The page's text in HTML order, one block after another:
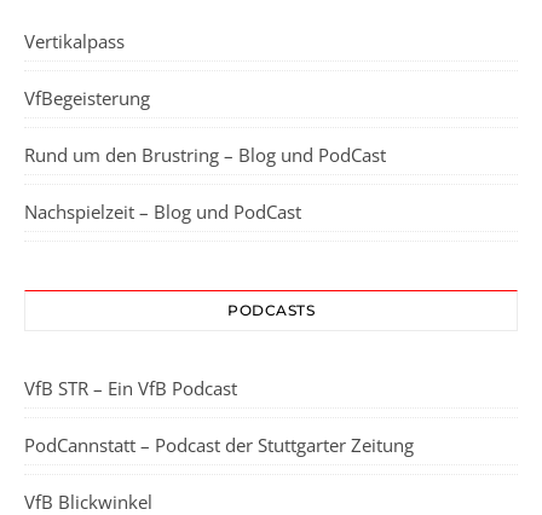
Vertikalpass
VfBegeisterung
Rund um den Brustring – Blog und PodCast
Nachspielzeit – Blog und PodCast
PODCASTS
VfB STR – Ein VfB Podcast
PodCannstatt – Podcast der Stuttgarter Zeitung
VfB Blickwinkel